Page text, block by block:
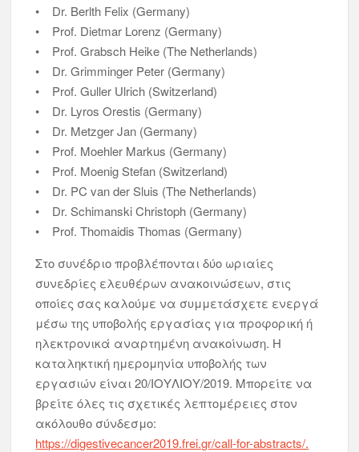
• Dr. Berlth Felix (Germany)
• Prof. Dietmar Lorenz (Germany)
• Prof. Grabsch Heike (The Netherlands)
• Dr. Grimminger Peter (Germany)
• Prof. Guller Ulrich (Switzerland)
• Dr. Lyros Orestis (Germany)
• Dr. Metzger Jan (Germany)
• Prof. Moehler Markus (Germany)
• Prof. Moenig Stefan (Switzerland)
• Dr. PC van der Sluis (The Netherlands)
• Dr. Schimanski Christoph (Germany)
• Prof. Thomaidis Thomas (Germany)
Στο συνέδριο προβλέπονται δύο ωριαίες
συνεδρίες ελευθέρων ανακοινώσεων, στις
οποίες σας καλούμε να συμμετάσχετε ενεργά
μέσω της υποβολής εργασίας για προφορική ή
ηλεκτρονικά αναρτημένη ανακοίνωση. Η
καταληκτική ημερομηνία υποβολής των
εργασιών είναι 20/ΙΟΥΛΙΟΥ/2019. Μπορείτε να
βρείτε όλες τις σχετικές λεπτομέρειες στον
ακόλουθο σύνδεσμο:
https://digestivecancer2019.frei.gr/call-for-abstracts/.